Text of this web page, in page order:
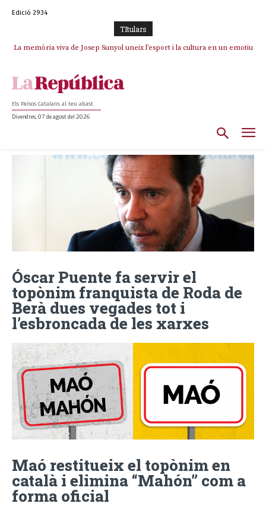
Edició 2934
TItulars
La memòria viva de Josep Sunyol uneix l’esport i la cultura en un emotiu
Els Països Catalans al teu abast
Divendres, 07 de agost del 2026
Óscar Puente fa servir el
topònim franquista de Roda de
Berà dues vegades tot i
l’esbroncada de les xarxes
Maó restitueix el topònim en
català i elimina “Mahón” com a
forma oficial